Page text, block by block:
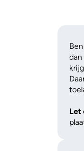
Let